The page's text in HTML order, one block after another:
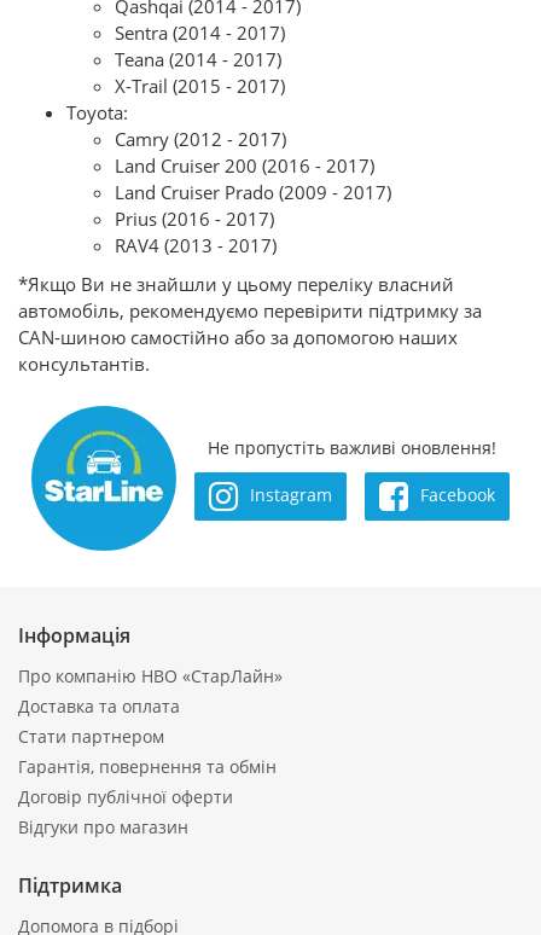
Qashqai (2014 - 2017)
Sentra (2014 - 2017)
Teana (2014 - 2017)
X-Trail (2015 - 2017)
Toyota:
Camry (2012 - 2017)
Land Cruiser 200 (2016 - 2017)
Land Cruiser Prado (2009 - 2017)
Prius (2016 - 2017)
RAV4 (2013 - 2017)
*Якщо Ви не знайшли у цьому переліку власний
автомобіль, рекомендуємо перевірити підтримку за
CAN-шиною самостійно або за допомогою наших
консультантів.
Не пропустіть важливі оновлення!
Instagram Facebook
Інформація
Про компанію НВО «СтарЛайн»
Доставка та оплата
Стати партнером
Гарантія, повернення та обмін
Договір публічної оферти
Відгуки про магазин
Підтримка
Допомога в підборі